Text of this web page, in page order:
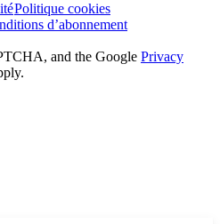
Politique cookies
d’abonnement
and the Google Privacy